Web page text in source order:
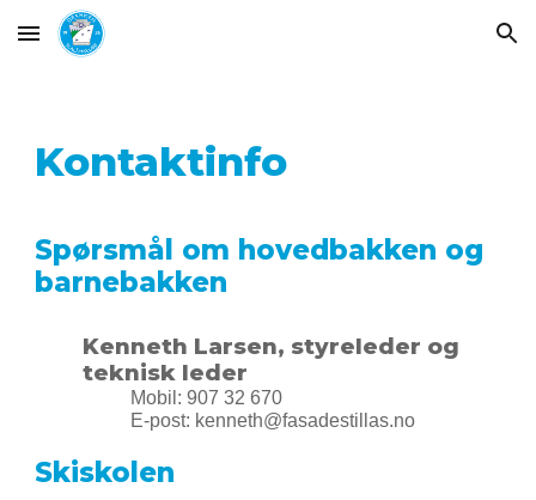
Skip to main content Skip to navigation
Kontaktinfo
Spørsmål om hovedbakken og
barnebakken
Kenneth Larsen, styreleder og
teknisk leder
Mobil: 907 32 670
E-post: kenneth@fasadestillas.no
Skiskolen